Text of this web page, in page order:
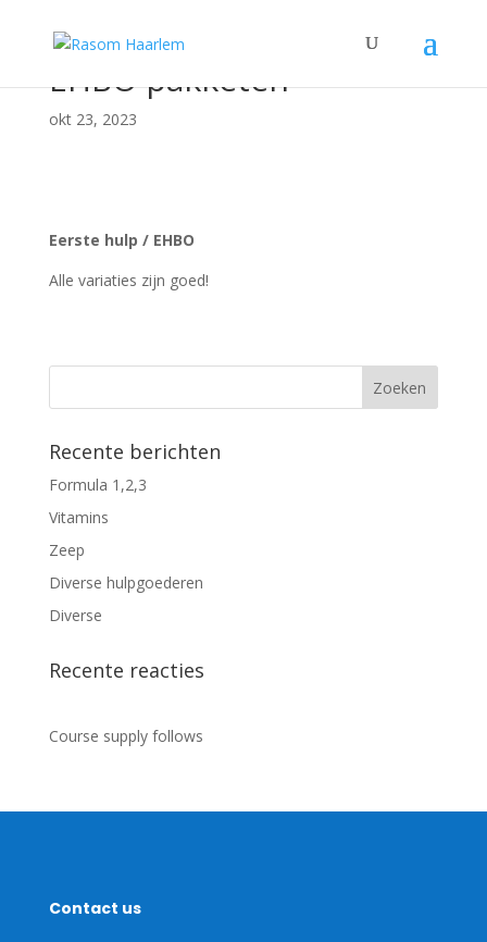
EHBO pakketen
okt 23, 2023
Eerste hulp / EHBO
Alle variaties zijn goed!
Recente berichten
Formula 1,2,3
Vitamins
Zeep
Diverse hulpgoederen
Diverse
Recente reacties
Course supply follows
Contact us